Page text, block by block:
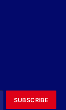
SUBSCRIBE